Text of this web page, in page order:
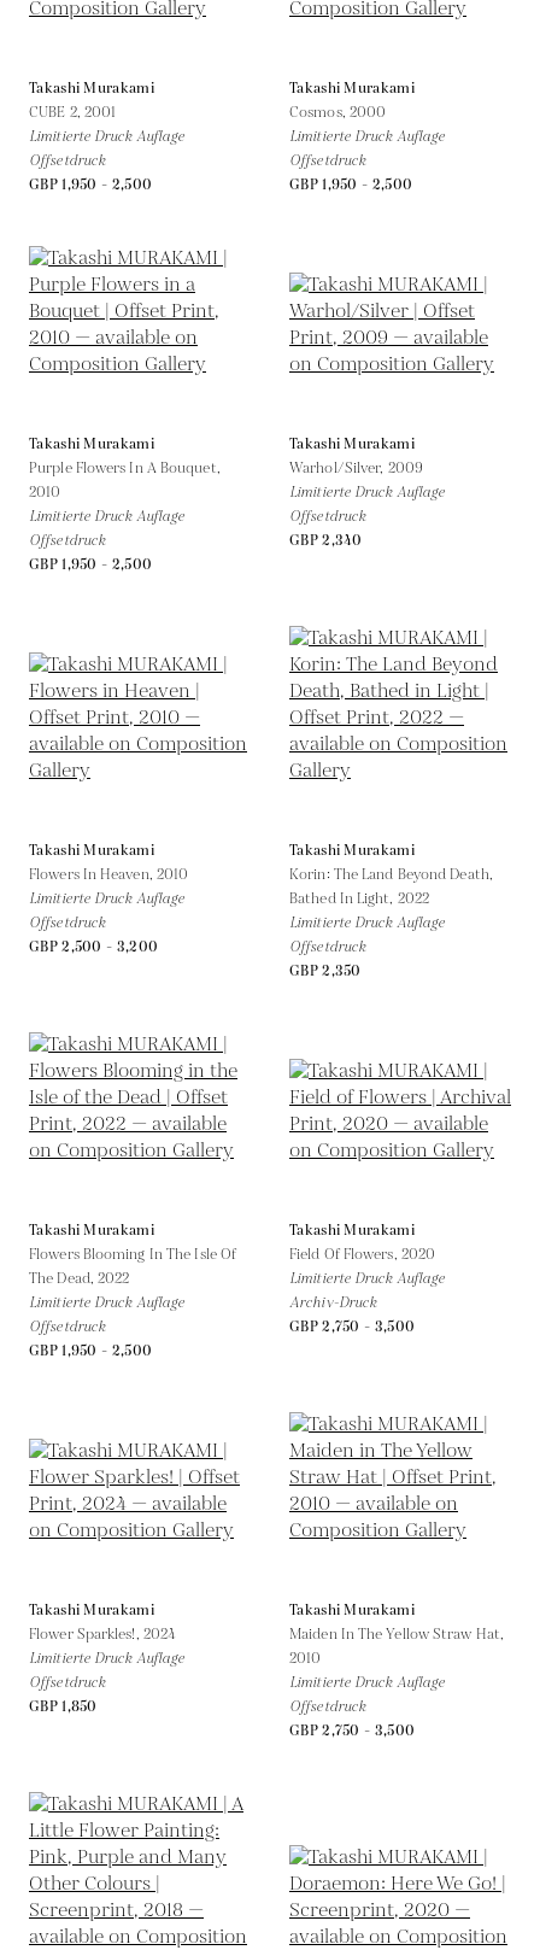
Takashi Murakami
CUBE 2, 2001
Limitierte Druck Auflage
Offsetdruck
GBP 1,950 - 2,500
Takashi Murakami
Cosmos, 2000
Limitierte Druck Auflage
Offsetdruck
GBP 1,950 - 2,500
Takashi Murakami
Purple Flowers In A Bouquet,
2010
Limitierte Druck Auflage
Offsetdruck
GBP 1,950 - 2,500
Takashi Murakami
Warhol/Silver, 2009
Limitierte Druck Auflage
Offsetdruck
GBP 2,340
Takashi Murakami
Flowers In Heaven, 2010
Limitierte Druck Auflage
Offsetdruck
GBP 2,500 - 3,200
Takashi Murakami
Korin: The Land Beyond Death,
Bathed In Light, 2022
Limitierte Druck Auflage
Offsetdruck
GBP 2,350
Takashi Murakami
Flowers Blooming In The Isle Of
The Dead, 2022
Limitierte Druck Auflage
Offsetdruck
GBP 1,950 - 2,500
Takashi Murakami
Field Of Flowers, 2020
Limitierte Druck Auflage
Archiv-Druck
GBP 2,750 - 3,500
Takashi Murakami
Flower Sparkles!, 2024
Limitierte Druck Auflage
Offsetdruck
GBP 1,850
Takashi Murakami
Maiden In The Yellow Straw Hat,
2010
Limitierte Druck Auflage
Offsetdruck
GBP 2,750 - 3,500